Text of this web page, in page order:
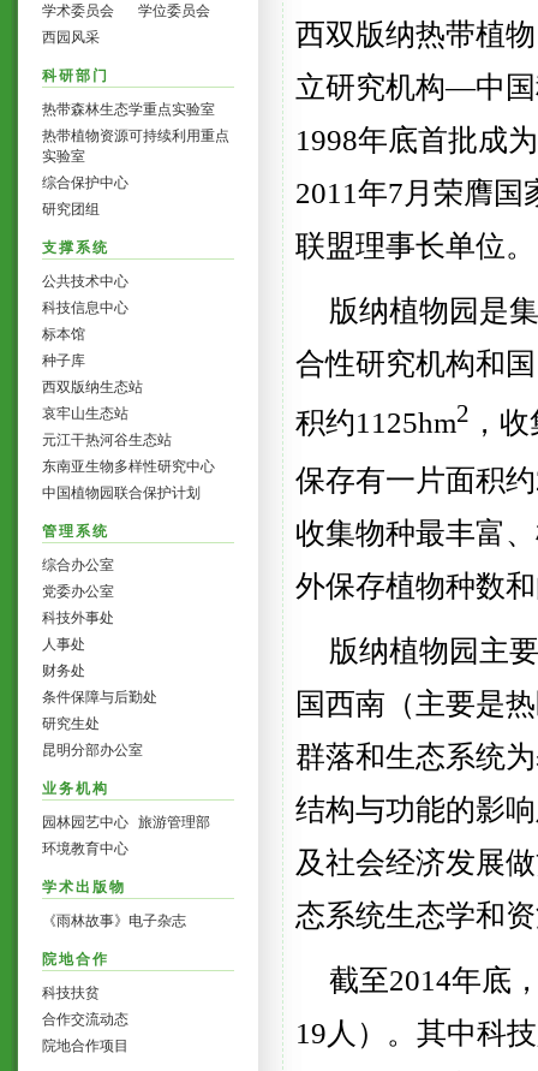
学术委员会
学位委员会
西园风采
科研部门
热带森林生态学重点实验室
热带植物资源可持续利用重点
实验室
综合保护中心
研究团组
支撑系统
公共技术中心
科技信息中心
标本馆
种子库
西双版纳生态站
哀牢山生态站
元江干热河谷生态站
东南亚生物多样性研究中心
中国植物园联合保护计划
管理系统
综合办公室
党委办公室
科技外事处
人事处
财务处
条件保障与后勤处
研究生处
昆明分部办公室
业务机构
园林园艺中心 旅游管理部
环境教育中心
学术出版物
《雨林故事》电子杂志
院地合作
科技扶贫
合作交流动态
院地合作项目
西双版纳热带植
立研究机构—中
1998年底首批成
2011年7 月荣膺国
联盟理事长单位。
版纳植物园是
合性研究机构和
积约1125hm2 ，
保存有一片面积
收集物种最丰富
外保存植物种数
版纳植物园主
国西南（主要是
群落和生态系统
结构与功能的影
及社会经济发展
态系统生态学和
截至2014年底
19 人）。其中科